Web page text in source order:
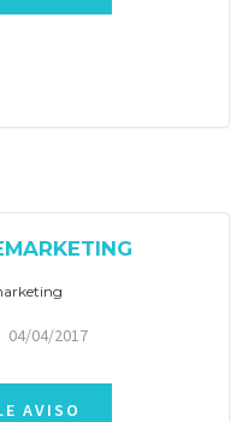
04/04/2017
AVISO